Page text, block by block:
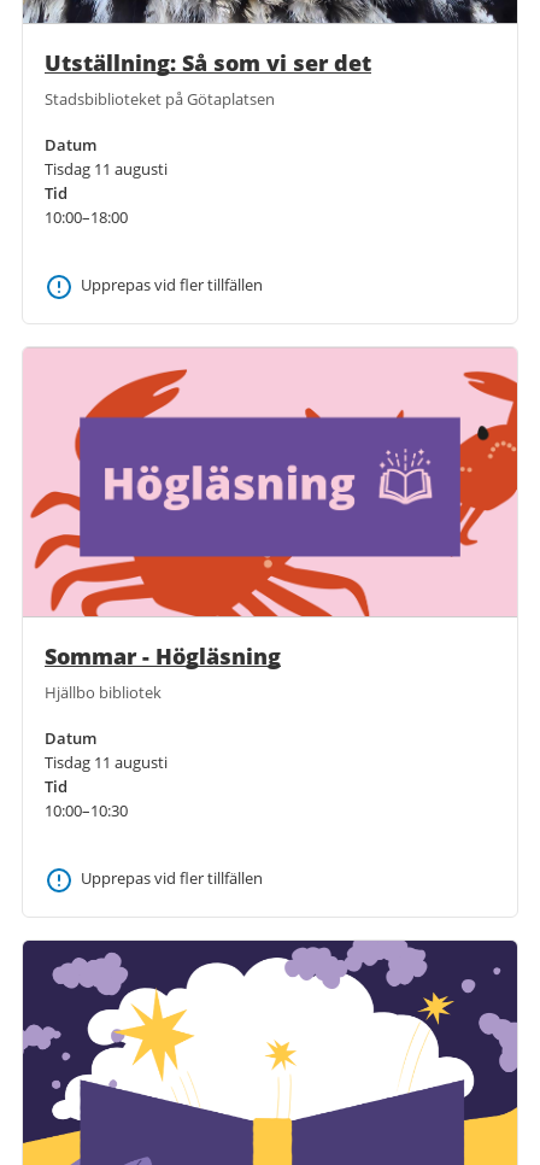
Utställning: Så som vi ser det
Stadsbiblioteket på Götaplatsen
Datum
Tisdag 11 augusti
Tid
10:00–18:00
Upprepas vid fler tillfällen
Sommar - Högläsning
Hjällbo bibliotek
Datum
Tisdag 11 augusti
Tid
10:00–10:30
Upprepas vid fler tillfällen